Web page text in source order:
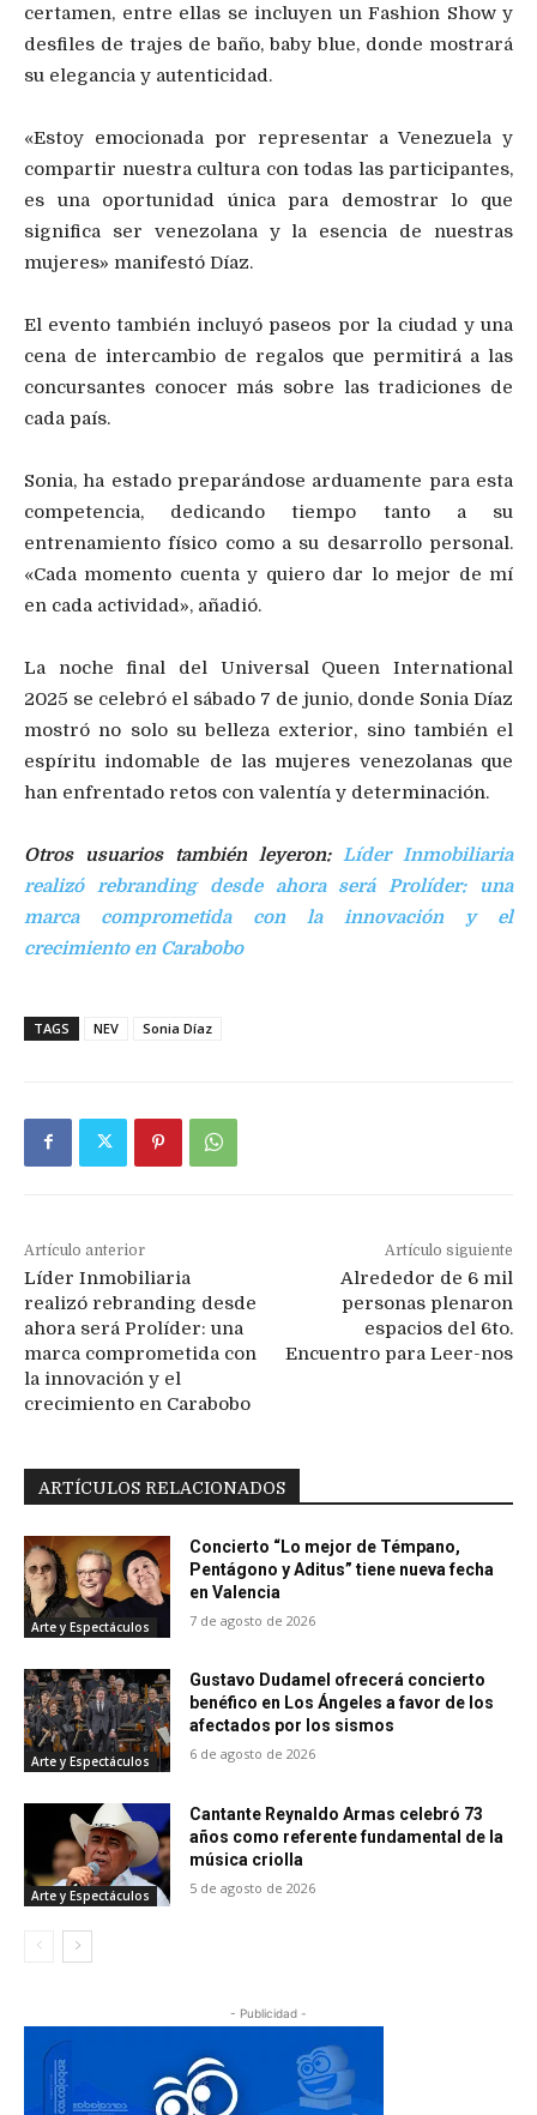
certamen, entre ellas se incluyen un Fashion Show y
desfiles de trajes de baño, baby blue, donde mostrará
su elegancia y autenticidad.
«Estoy emocionada por representar a Venezuela y
compartir nuestra cultura con todas las participantes,
es una oportunidad única para demostrar lo que
significa ser venezolana y la esencia de nuestras
mujeres» manifestó Díaz.
El evento también incluyó paseos por la ciudad y una
cena de intercambio de regalos que permitirá a las
concursantes conocer más sobre las tradiciones de
cada país.
Sonia, ha estado preparándose arduamente para esta
competencia, dedicando tiempo tanto a su
entrenamiento físico como a su desarrollo personal.
«Cada momento cuenta y quiero dar lo mejor de mí
en cada actividad», añadió.
La noche final del Universal Queen International
2025 se celebró el sábado 7 de junio, donde Sonia Díaz
mostró no solo su belleza exterior, sino también el
espíritu indomable de las mujeres venezolanas que
han enfrentado retos con valentía y determinación.
Otros usuarios también leyeron: Líder Inmobiliaria
realizó rebranding desde ahora será Prolíder: una
marca comprometida con la innovación y el
crecimiento en Carabobo
TAGS NEV Sonia Díaz
Artículo anterior
Líder Inmobiliaria
realizó rebranding desde
ahora será Prolíder: una
marca comprometida con
la innovación y el
crecimiento en Carabobo
Artículo siguiente
Alrededor de 6 mil
personas plenaron
espacios del 6to.
Encuentro para Leer-nos
ARTÍCULOS RELACIONADOS
Arte y Espectáculos
Concierto “Lo mejor de Témpano,
Pentágono y Aditus” tiene nueva fecha
en Valencia
7 de agosto de 2026
Arte y Espectáculos
Gustavo Dudamel ofrecerá concierto
benéfico en Los Ángeles a favor de los
afectados por los sismos
6 de agosto de 2026
Arte y Espectáculos
Cantante Reynaldo Armas celebró 73
años como referente fundamental de la
música criolla
5 de agosto de 2026
- Publicidad -